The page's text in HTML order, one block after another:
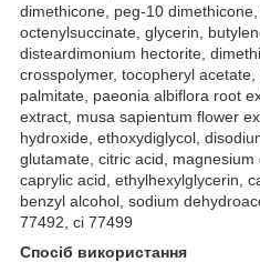
dimethicone, peg-10
octenylsuccinate, glycerin,
disteardimonium hectorite,
crosspolymer, tocopheryl
palmitate, paeonia albiflora root
extract, musa sapientum flower
hydroxide, ethoxydiglycol,
glutamate, citric acid, magnesium
caprylic acid, ethylhexylglycerin,
benzyl alcohol, sodium
77492, ci 77499
Спосіб використання